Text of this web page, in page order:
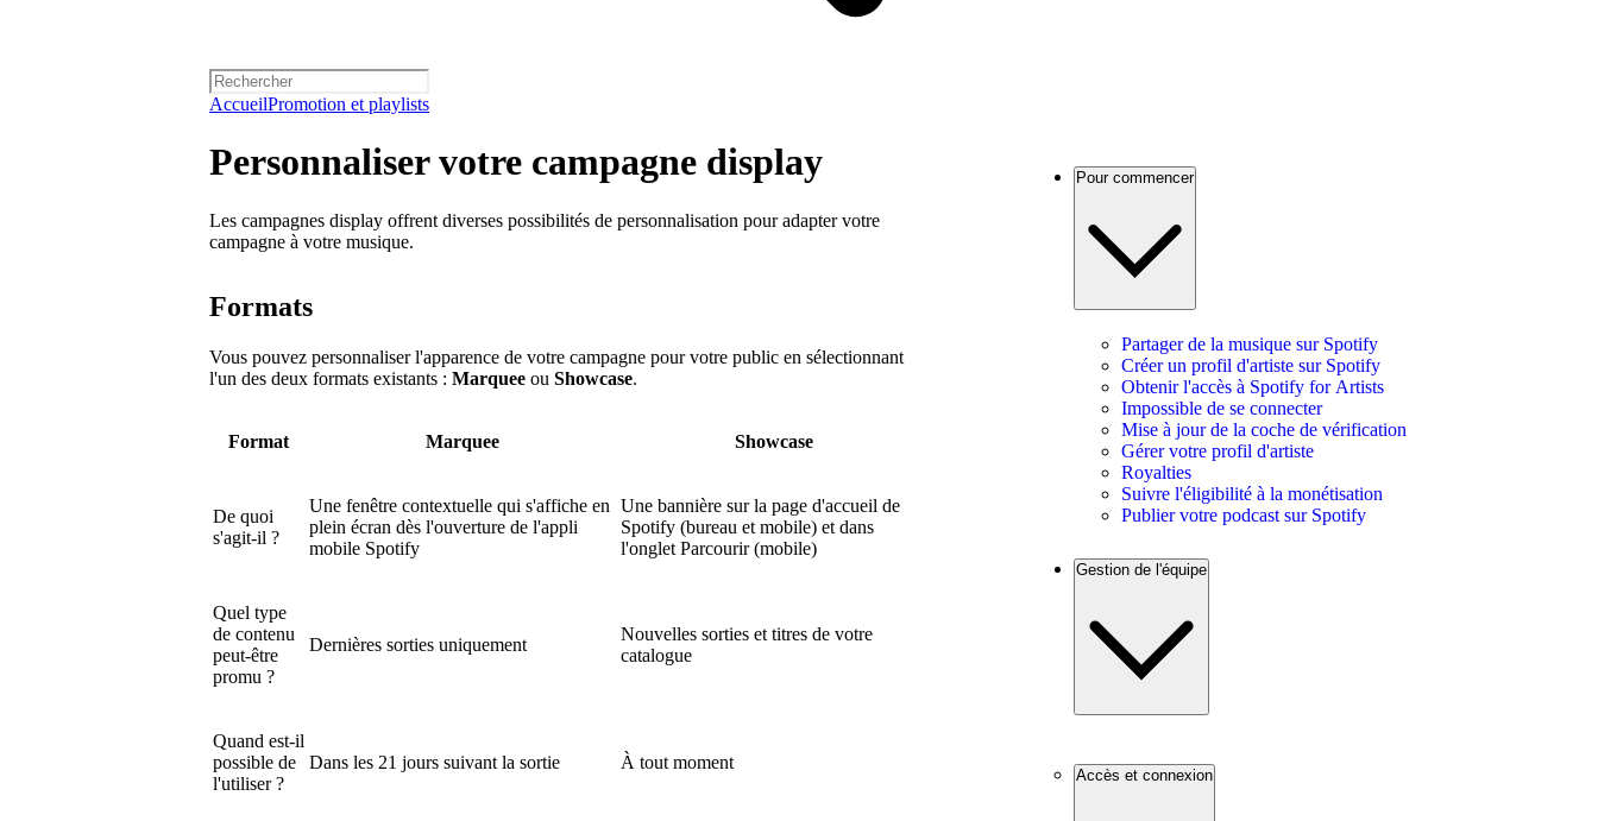
AccueilPromotion et playlists
Personnaliser votre campagne display
Les campagnes display offrent diverses possibilités de personnalisation pour adapter votre
campagne à votre musique.
Formats
Vous pouvez personnaliser l'apparence de votre campagne pour votre public en sélectionnant
l'un des deux formats existants : Marquee ou Showcase.
Format Marquee Showcase
De quoi
s'agit-il ?
Une fenêtre contextuelle qui s'affiche en
plein écran dès l'ouverture de l'appli
mobile Spotify
Une bannière sur la page d'accueil de
Spotify (bureau et mobile) et dans
l'onglet Parcourir (mobile)
Quel type
de contenu
peut-être
promu ?
Dernières sorties uniquement
Nouvelles sorties et titres de votre
catalogue
Quand est-il
possible de
l'utiliser ?
Dans les 21 jours suivant la sortie À tout moment
Pour commencer
Partager de la musique sur Spotify
Créer un profil d'artiste sur Spotify
Obtenir l'accès à Spotify for Artists
Impossible de se connecter
Mise à jour de la coche de vérification
Gérer votre profil d'artiste
Royalties
Suivre l'éligibilité à la monétisation
Publier votre podcast sur Spotify
Gestion de l'équipe
Accès et connexion